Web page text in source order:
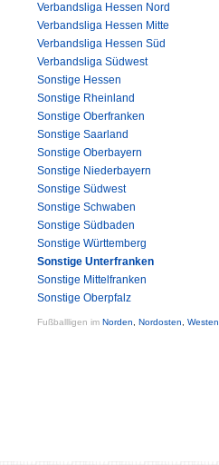
Verbandsliga Hessen Nord
Verbandsliga Hessen Mitte
Verbandsliga Hessen Süd
Verbandsliga Südwest
Sonstige Hessen
Sonstige Rheinland
Sonstige Oberfranken
Sonstige Saarland
Sonstige Oberbayern
Sonstige Niederbayern
Sonstige Südwest
Sonstige Schwaben
Sonstige Südbaden
Sonstige Württemberg
Sonstige Unterfranken
Sonstige Mittelfranken
Sonstige Oberpfalz
Fußballligen im Norden Nordosten Westen